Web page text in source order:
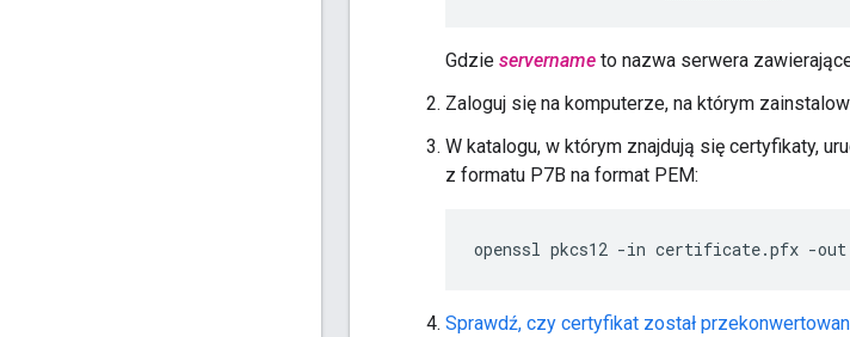
Gdzie servername to nazwa serwera
Zaloguj się na komputerze, na którym
W katalogu, w którym znajdują się certyfikaty,
z formatu P7B na format PEM:
openssl pkcs12 -in certificate.pfx -out
Sprawdź, czy certyfikat został